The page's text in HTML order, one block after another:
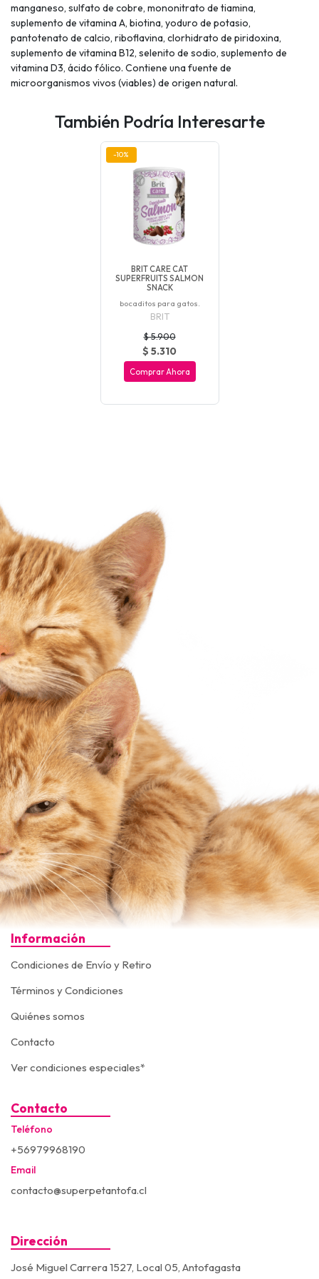
manganeso, sulfato de cobre, mononitrato de tiamina,
suplemento de vitamina A, biotina, yoduro de potasio,
pantotenato de calcio, riboflavina, clorhidrato de piridoxina,
suplemento de vitamina B12, selenito de sodio, suplemento de
vitamina D3, ácido fólico. Contiene una fuente de
microorganismos vivos (viables) de origen natural.
También Podría Interesarte
-10%
BRIT CARE CAT
SUPERFRUITS SALMON
SNACK
bocaditos para gatos.
BRIT
$ 5.900
$ 5.310
Comprar Ahora
Información
Condiciones de Envío y Retiro
Términos y Condiciones
Quiénes somos
Contacto
Ver condiciones especiales*
Contacto
Teléfono
+56979968190
Email
contacto@superpetantofa.cl
Dirección
José Miguel Carrera 1527, Local 05, Antofagasta